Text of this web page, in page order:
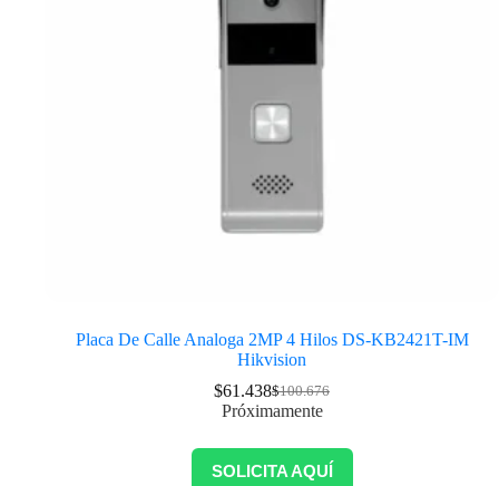
Placa De Calle Analoga 2MP 4 Hilos DS-KB2421T-IM
Hikvision
$100.676
$61.438
Próximamente
SOLICITA AQUÍ